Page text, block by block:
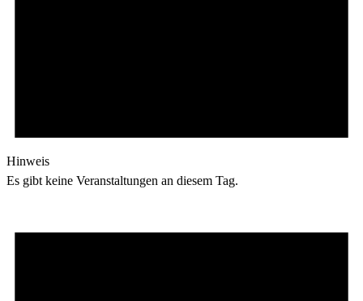
Hinweis
Es gibt keine Veranstaltungen an diesem Tag.